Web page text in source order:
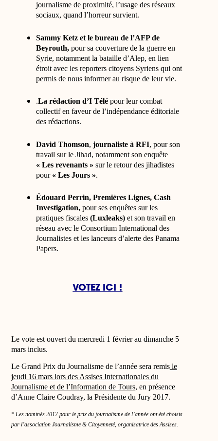
journalisme de proximité, l’usage des réseaux
sociaux, quand l’horreur survient.
Sammy Ketz et le bureau de l’AFP de
Beyrouth,pour sa couverture de la guerre en
Syrie, notamment la bataille d’Alep, en lien
étroit avec les reporters citoyens Syriens qui ont
permis de nous informer au risque de leur vie.
.La rédaction d’I Télépour leur combat
collectif en faveur de l’indépendance éditoriale
des rédactions.
David Thomson, journaliste à RFI, pour son
travail sur le Jihad, notamment son enquête
« Les revenants » sur le retour des jihadistes
pour « Les Jours ».
Édouard Perrin, Premières Lignes, Cash
Investigation,pour ses enquêtes sur les
pratiques fiscales (Luxleaks)et son travail en
réseau avec le Consortium International des
Journalistes et les lanceurs d’alerte des Panama
Papers.
VOTEZ ICI !
Le vote est ouvert du mercredi 1 février au dimanche 5
mars inclus.
Le Grand Prix du Journalisme de l’année sera remisle
jeudi 16 mars lors des Assises Internationales du
Journalisme et de l’Information de Tours, en présence
d’Anne Claire Coudray, la Présidente du Jury 2017.
* Les nominés 2017 pour le prix du journalisme de l’année ont été choisis
par l’association Journalisme & Citoyenneté, organisatrice des Assises.